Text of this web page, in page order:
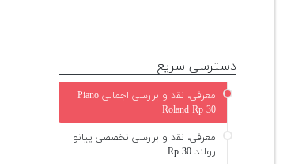
دسترسی سریع
معرفی، نقد و بررسی اجمالی Piano
Roland Rp 30
معرفی، نقد و بررسی تخصصی پیانو
رولند Rp 30